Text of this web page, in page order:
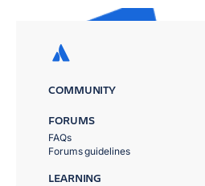
COMMUNITY
FORUMS
FAQs
Forums guidelines
LEARNING